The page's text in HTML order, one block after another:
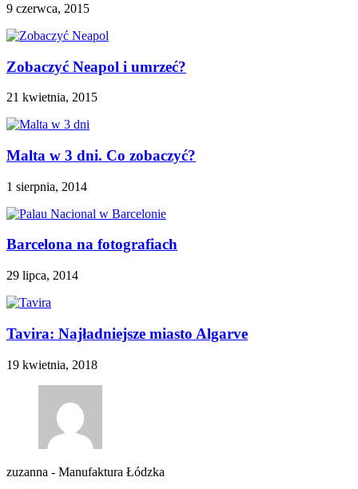
9 czerwca, 2015
Zobaczyć Neapol i umrzeć?
21 kwietnia, 2015
Malta w 3 dni. Co zobaczyć?
1 sierpnia, 2014
Barcelona na fotografiach
29 lipca, 2014
Tavira: Najładniejsze miasto Algarve
19 kwietnia, 2018
zuzanna - Manufaktura Łódzka